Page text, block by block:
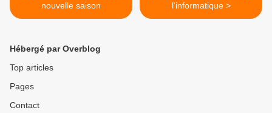
nouvelle saison
l'informatique >
Hébergé par Overblog
Top articles
Pages
Contact